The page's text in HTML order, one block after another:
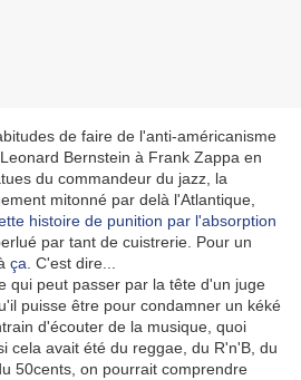
de faire de l'anti-américanisme
Bernstein à Frank Zappa en
du commandeur du jazz, la
mitonné par delà l'Atlantique,
histoire de punition par l'absorption
par tant de cuistrerie. Pour un
ça . C'est dire...
qui peut passer par la tête d'un juge
puisse être pour condamner un kéké
d'écouter de la musique, quoi
cela avait été du reggae, du R'n'B, du
50cents, on pourrait comprendre